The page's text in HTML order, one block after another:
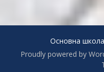
Основна
Proudly powered by